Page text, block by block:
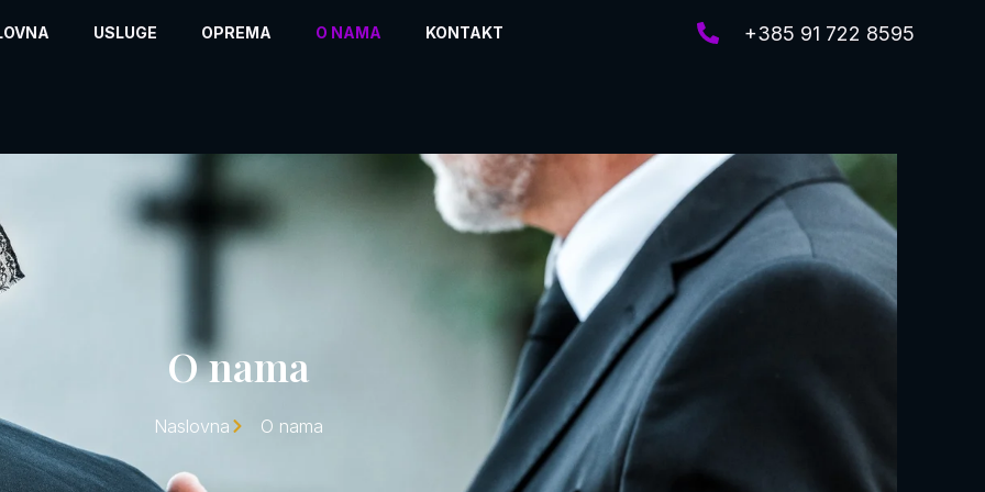
USLUGE OPREMA O NAMA KONTAKT +385 91 722 8595
O nama
Naslovna O nama